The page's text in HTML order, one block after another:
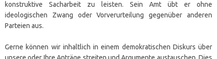
konstruktive Sacharbeit zu leisten. Sein Amt übt er ohne
ideologischen Zwang oder Vorverurteilung gegenüber anderen
Parteien aus.
Gerne können wir inhaltlich in einem demokratischen Diskurs über